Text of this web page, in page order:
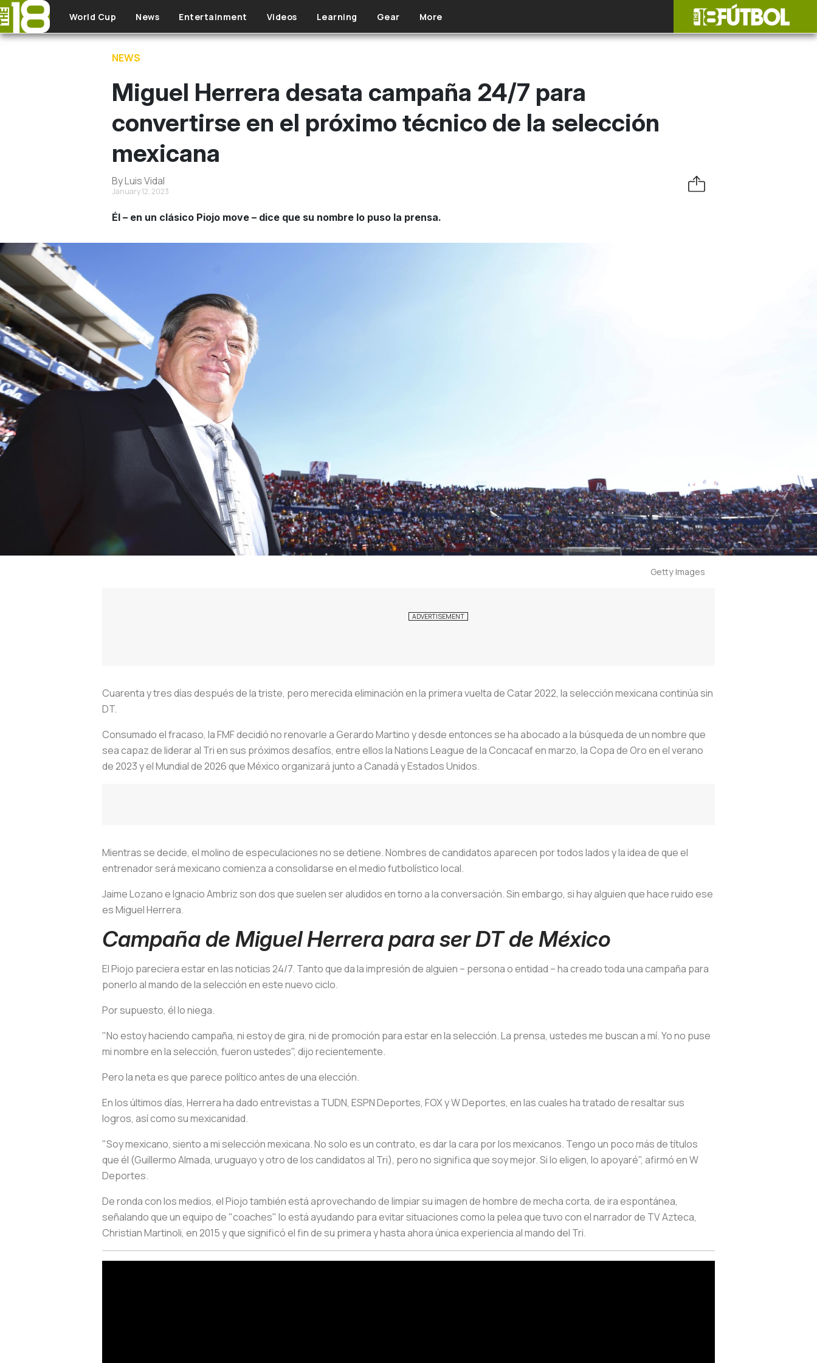
Skip to main content
World Cup News Entertainment Videos Learning Gear More
NEWS
Miguel Herrera desata campaña 24/7 para
convertirse en el próximo técnico de la selección
mexicana
By Luis Vidal
January 12, 2023
Él – en un clásico Piojo move – dice que su nombre lo puso la prensa.
Getty Images
Cuarenta y tres días después de la triste, pero merecida eliminación en la primera vuelta de Catar 2022, la selección mexicana continúa sin
DT.
Consumado el fracaso, la FMF decidió no renovarle a Gerardo Martino y desde entonces se ha abocado a la búsqueda de un nombre que
sea capaz de liderar al Tri en sus próximos desafíos, entre ellos la Nations League de la Concacaf en marzo, la Copa de Oro en el verano
de 2023 y el Mundial de 2026 que México organizará junto a Canadá y Estados Unidos.
Mientras se decide, el molino de especulaciones no se detiene. Nombres de candidatos aparecen por todos lados y la idea de que el
entrenador será mexicano comienza a consolidarse en el medio futbolístico local.
Jaime Lozano e Ignacio Ambriz son dos que suelen ser aludidos en torno a la conversación. Sin embargo, si hay alguien que hace ruido ese
es Miguel Herrera.
Campaña de Miguel Herrera para ser DT de México
El Piojo pareciera estar en las noticias 24/7. Tanto que da la impresión de alguien – persona o entidad – ha creado toda una campaña para
ponerlo al mando de la selección en este nuevo ciclo.
Por supuesto, él lo niega.
"No estoy haciendo campaña, ni estoy de gira, ni de promoción para estar en la selección. La prensa, ustedes me buscan a mí. Yo no puse
mi nombre en la selección, fueron ustedes", dijo recientemente.
Pero la neta es que parece político antes de una elección.
En los últimos días, Herrera ha dado entrevistas a TUDN, ESPN Deportes, FOX y W Deportes, en las cuales ha tratado de resaltar sus
logros, así como su mexicanidad.
"Soy mexicano, siento a mi selección mexicana. No solo es un contrato, es dar la cara por los mexicanos. Tengo un poco más de títulos
que él (Guillermo Almada, uruguayo y otro de los candidatos al Tri), pero no significa que soy mejor. Si lo eligen, lo apoyaré", afirmó en W
Deportes.
De ronda con los medios, el Piojo también está aprovechando de limpiar su imagen de hombre de mecha corta, de ira espontánea,
señalando que un equipo de "coaches" lo está ayudando para evitar situaciones como la pelea que tuvo con el narrador de TV Azteca,
Christian Martinoli, en 2015 y que significó el fin de su primera y hasta ahora única experiencia al mando del Tri.